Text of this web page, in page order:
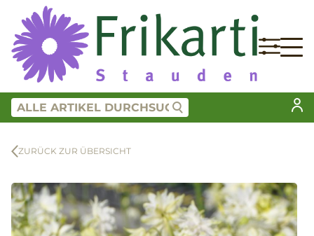
ZURÜCK ZUR ÜBERSICHT